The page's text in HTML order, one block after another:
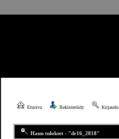
Etusivu Rekisteröidy Kirjaudu
Haun tulokset - "dr16_2818"